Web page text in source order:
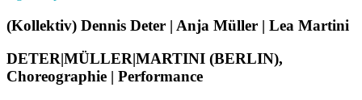
(Kollektiv) Dennis Deter | Anja Müller | Lea Martini
DETER|MÜLLER|MARTINI (BERLIN),
Choreographie | Performance